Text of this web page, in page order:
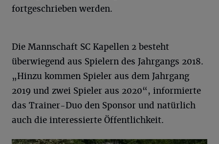
fortgeschrieben werden.
Die Mannschaft SC Kapellen 2 besteht
überwiegend aus Spielern des Jahrgangs 2018.
„Hinzu kommen Spieler aus dem Jahrgang
2019 und zwei Spieler aus 2020“, informierte
das Trainer-Duo den Sponsor und natürlich
auch die interessierte Öffentlichkeit.